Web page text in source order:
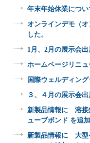
年末年始休業につい
オンラインデモ（
した。
1月、2月の展示会出
ホームページリニ
国際ウェルディン
３、４月の展示会
新製品情報に 溶接
ューブボンド を追
新製品情報に 大型